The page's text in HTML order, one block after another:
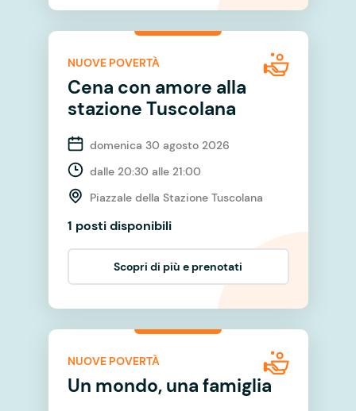
NUOVE POVERTÀ
Cena con amore alla
stazione Tuscolana
domenica 30 agosto 2026
dalle 20:30 alle 21:00
Piazzale della Stazione Tuscolana
1 posti disponibili
Scopri di più e prenotati
NUOVE POVERTÀ
Un mondo, una famiglia